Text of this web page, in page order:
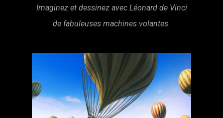
Imaginez et dessinez avec Léonard de Vinci
de fabuleuses machines volantes.